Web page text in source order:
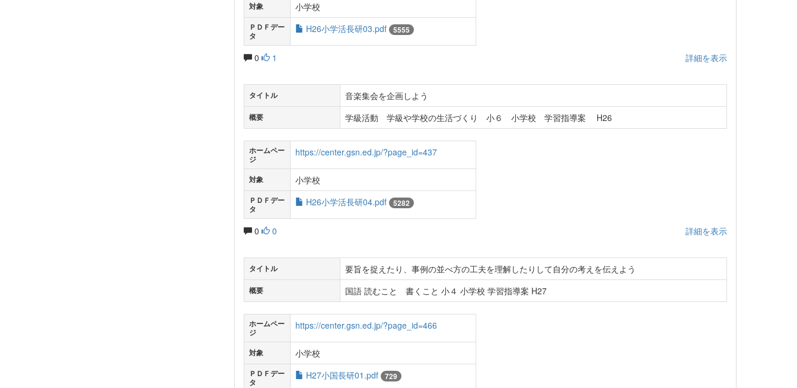
対象 小学校
ＰＤＦデー
タ
H26小学活長研03.pdf 5555
0 1 詳細を表示
タイトル 音楽集会を企画しよう
概要 学級活動 学級や学校の生活づくり 小６ 小学校 学習指導案 H26
ホームペー
ジ
https://center.gsn.ed.jp/?page_id=437
対象 小学校
ＰＤＦデー
タ
H26小学活長研04.pdf 5282
0 0 詳細を表示
タイトル 要旨を捉えたり、事例の並べ方の工夫を理解したりして自分の考えを伝えよう
概要 国語 読むこと 書くこと 小４ 小学校 学習指導案 H27
ホームペー
ジ
https://center.gsn.ed.jp/?page_id=466
対象 小学校
ＰＤＦデー
タ
H27小国長研01.pdf 729